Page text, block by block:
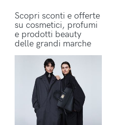
Scopri sconti e offerte
su cosmetici, profumi
e prodotti beauty
delle grandi marche